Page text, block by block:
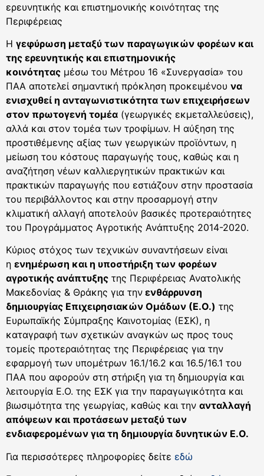
ερευνητικής και επιστημονικής κοινότητας της
Περιφέρειας
Η γεφύρωση μεταξύ των παραγωγικών φορέων και
της ερευνητικής και επιστημονικής
κοινότητας μέσω του Μέτρου 16 «Συνεργασία» του
ΠΑΑ αποτελεί σημαντική πρόκληση προκειμένου να
ενισχυθεί η ανταγωνιστικότητα των επιχειρήσεων
στον πρωτογενή τομέα (γεωργικές εκμεταλλεύσεις),
αλλά και στον τομέα των τροφίμων. Η αύξηση της
προστιθέμενης αξίας των γεωργικών προϊόντων, η
μείωση του κόστους παραγωγής τους, καθώς και η
αναζήτηση νέων καλλιεργητικών πρακτικών και
πρακτικών παραγωγής που εστιάζουν στην προστασία
του περιβάλλοντος και στην προσαρμογή στην
κλιματική αλλαγή αποτελούν βασικές προτεραιότητες
του Προγράμματος Αγροτικής Ανάπτυξης 2014-2020.
Κύριος στόχος των τεχνικών συναντήσεων είναι
η ενημέρωση και η υποστήριξη των φορέων
αγροτικής ανάπτυξης της Περιφέρειας Ανατολικής
Μακεδονίας & Θράκης για την ενθάρρυνση
δημιουργίας Επιχειρησιακών Ομάδων (Ε.Ο.) της
Ευρωπαϊκής Σύμπραξης Καινοτομίας (ΕΣΚ), η
καταγραφή των σχετικών αναγκών ως προς τους
τομείς προτεραιότητας της Περιφέρειας για την
εφαρμογή των υπομέτρων 16.1/16.2 και 16.5/16.1 του
ΠΑΑ που αφορούν στη στήριξη για τη δημιουργία και
λειτουργία Ε.Ο. της ΕΣΚ για την παραγωγικότητα και
βιωσιμότητα της γεωργίας, καθώς και την ανταλλαγή
απόψεων και προτάσεων μεταξύ των
ενδιαφερομένων για τη δημιουργία δυνητικών Ε.Ο.
Για περισσότερες πληροφορίες δείτε εδώ